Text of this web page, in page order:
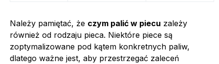
Należy pamiętać, że czym palić w piecu zależy
również od rodzaju pieca. Niektóre piece są
zoptymalizowane pod kątem konkretnych paliw,
dlatego ważne jest, aby przestrzegać zaleceń